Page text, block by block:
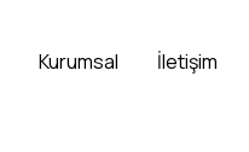
Kurumsal İletişim